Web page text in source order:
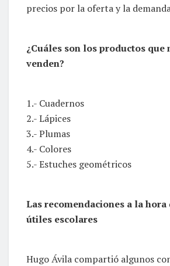
precios por la oferta y la
¿Cuáles son los productos que
venden?
1.- Cuadernos
2.- Lápices
3.- Plumas
4.- Colores
5.- Estuches geométricos
Las recomendaciones a la
útiles escolares
Hugo Ávila compartió algunos